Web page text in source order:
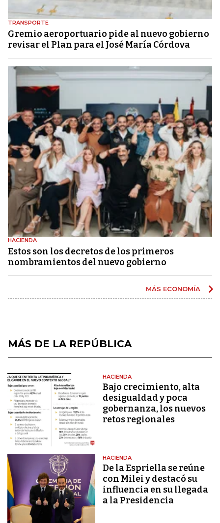
TRANSPORTE
Gremio aeroportuario pide al nuevo gobierno
revisar el Plan para el José María Córdova
HACIENDA
Estos son los decretos de los primeros
nombramientos del nuevo gobierno
MÁS ECONOMÍA
MÁS DE LA REPÚBLICA
HACIENDA
Bajo crecimiento, alta
desigualdad y poca
gobernanza, los nuevos
retos regionales
HACIENDA
De la Espriella se reúne
con Milei y destacó su
influencia en su llegada
a la Presidencia